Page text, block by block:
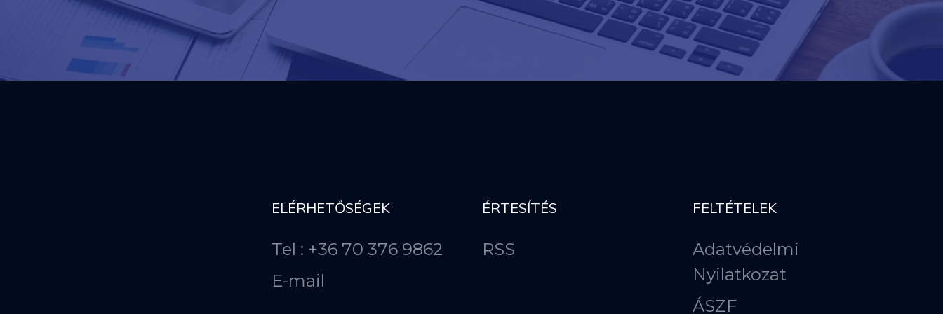
ELÉRHETŐSÉGEK
Tel : +36 70 376 9862
E-mail
ÉRTESÍTÉS
RSS
FELTÉTELEK
Adatvédelmi
Nyilatkozat
ÁSZF